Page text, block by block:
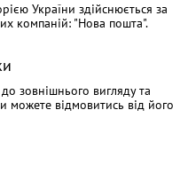
України здійснюється за
компаній: "Нова пошта".
зовнішнього вигляду та
можете відмовитись від його